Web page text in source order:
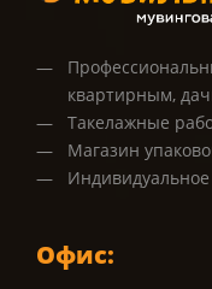
квартирным,
Такелажные
Магазин
Офис: